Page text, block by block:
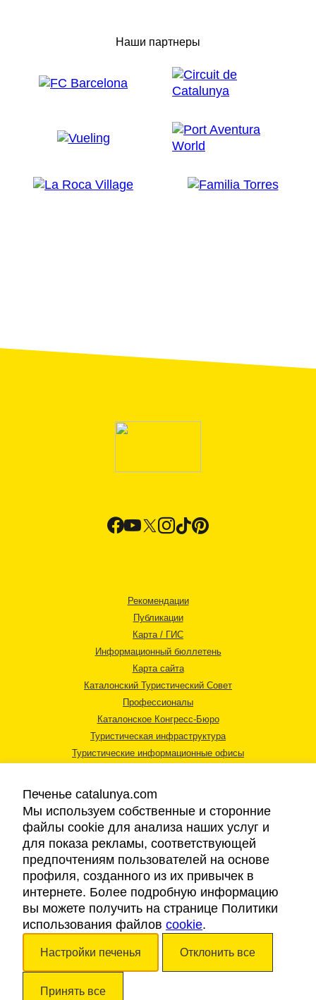
Наши партнеры
Рекомендации
Публикации
Карта / ГИС
Информационный бюллетень
Карта сайта
Каталонский Туристический Совет
Профессионалы
Каталонское Конгресс-Бюро
Туристическая инфраструктура
Туристические информационные офисы
Правовая информация
Cookies
Доступность
Авторские права © 2026. Каталонский Туристический Совет. Все права
Печенье catalunya.com
Мы используем собственные и сторонние
файлы cookie для анализа наших услуг и
для показа рекламы, соответствующей
предпочтениям пользователей на основе
профиля, созданного из их привычек в
интернете. Более подробную информацию
вы можете получить на странице Политики
использования файлов cookie.
Настройки печенья Отклонить все
Принять все